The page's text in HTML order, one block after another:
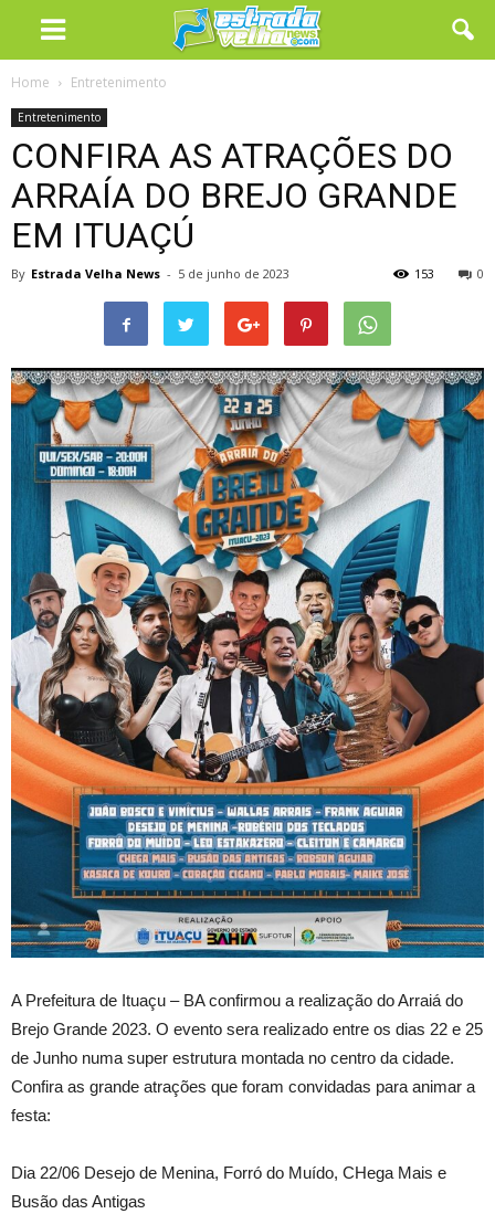
Home Entretenimento
Entretenimento
CONFIRA AS ATRAÇÕES DO
ARRAÍA DO BREJO GRANDE
EM ITUAÇÚ
By Estrada Velha News - 5 de junho de 2023 0
153
A Prefeitura de Ituaçu – BA confirmou a realização do Arraiá do
Brejo Grande 2023. O evento sera realizado entre os dias 22 e 25
de Junho numa super estrutura montada no centro da cidade.
Confira as grande atrações que foram convidadas para animar a
festa:
Dia 22/06 Desejo de Menina, Forró do Muído, CHega Mais e
Busão das Antigas